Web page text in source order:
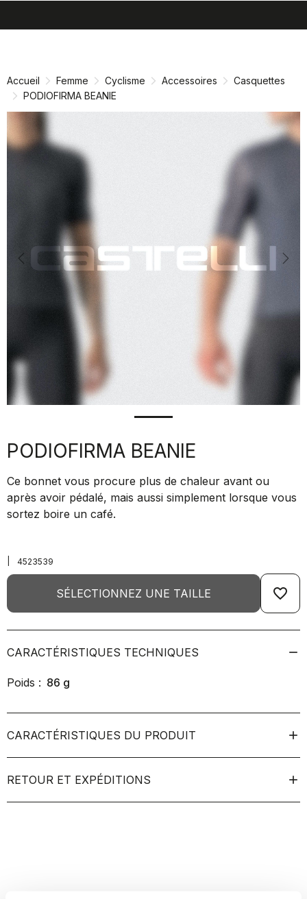
directement
navigation
directement
Accueil Femme Cyclisme Accessoires
Casquettes
PODIOFIRMA BEANIE
Previous
PODIOFIRMA BEANIE
Ce bonnet vous procure plus de chaleur avant ou
après avoir pédalé, mais aussi simplement lorsque vous
sortez boire un café.
4523539
SÉLECTIONNEZ UNE TAILLE favorite_border
CARACTÉRISTIQUES TECHNIQUES
Poids : 86 g
CARACTÉRISTIQUES DU PRODUIT
RETOUR ET EXPÉDITIONS